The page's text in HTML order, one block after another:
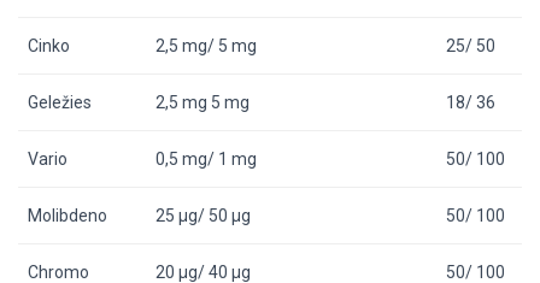
Cinko 2,5 mg/ 5 mg 25/ 50
Geležies 2,5 mg 5 mg 18/ 36
Vario 0,5 mg/ 1 mg 50/ 100
Molibdeno 25 µg/ 50 µg 50/ 100
Chromo 20 µg/ 40 µg 50/ 100